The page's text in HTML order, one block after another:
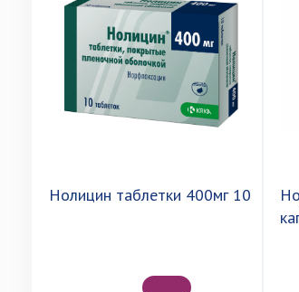
Нолицин таблетки 400мг 10